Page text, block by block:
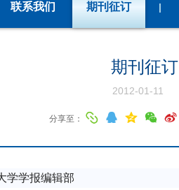
联系我们 期刊征订 |
期刊征订
2012-01-11
分享至：
学学报编辑部